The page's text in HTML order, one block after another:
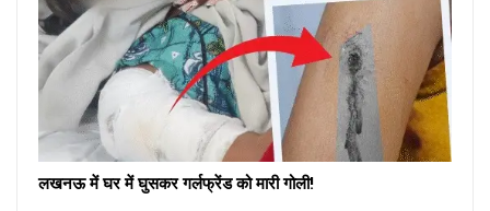
लखनऊ में घर में घुसकर गर्लफ्रेंड को मारी गोली!